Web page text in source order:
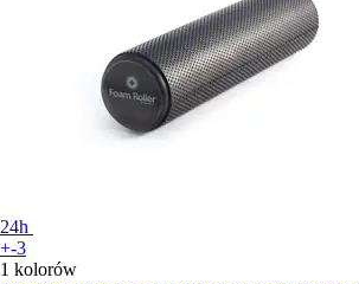
24h
+-3
1 kolorów